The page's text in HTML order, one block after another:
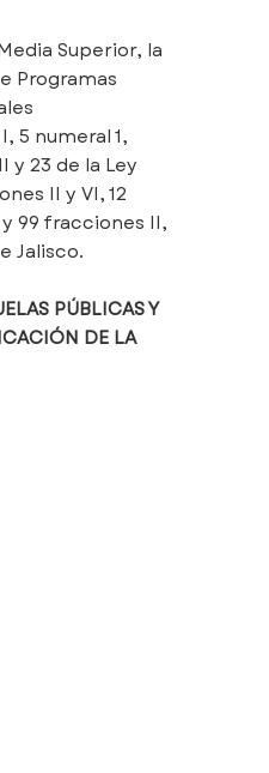
Superior, la
Programas
5 numeral 1,
y 23 de la Ley
II y VI, 12
99 fracciones II,
Jalisco.
PÚBLICAS Y
DE LA